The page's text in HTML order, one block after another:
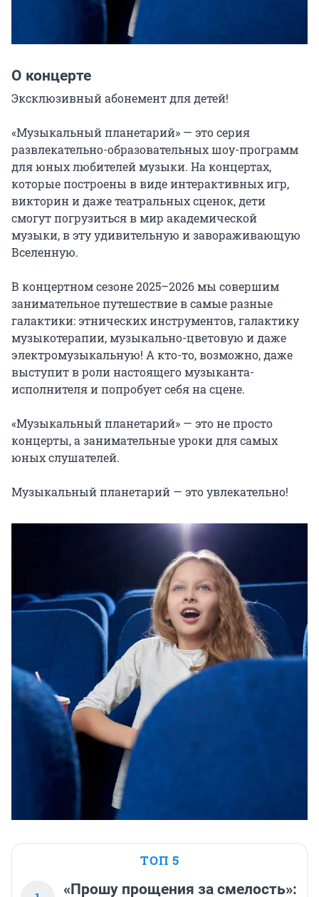
О концерте
Эксклюзивный абонемент для детей!
«Музыкальный планетарий» — это серия
развлекательно-образовательных шоу-программ
для юных любителей музыки. На концертах,
которые построены в виде интерактивных игр,
викторин и даже театральных сценок, дети
смогут погрузиться в мир академической
музыки, в эту удивительную и завораживающую
Вселенную.
В концертном сезоне 2025–2026 мы совершим
занимательное путешествие в самые разные
галактики: этнических инструментов, галактику
музыкотерапии, музыкально-цветовую и даже
электромузыкальную! А кто-то, возможно, даже
выступит в роли настоящего музыканта-
исполнителя и попробует себя на сцене.
«Музыкальный планетарий» — это не просто
концерты, а занимательные уроки для самых
юных слушателей.
Музыкальный планетарий — это увлекательно!
ТОП 5
«Прошу прощения за смелость»: